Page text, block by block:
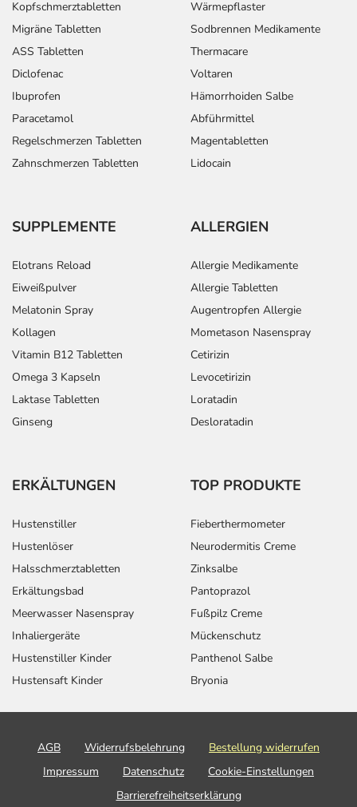
Kopfschmerztabletten
Migräne Tabletten
ASS Tabletten
Diclofenac
Ibuprofen
Paracetamol
Regelschmerzen Tabletten
Zahnschmerzen Tabletten
Wärmepflaster
Sodbrennen Medikamente
Thermacare
Voltaren
Hämorrhoiden Salbe
Abführmittel
Magentabletten
Lidocain
SUPPLEMENTE
Elotrans Reload
Eiweißpulver
Melatonin Spray
Kollagen
Vitamin B12 Tabletten
Omega 3 Kapseln
Laktase Tabletten
Ginseng
ALLERGIEN
Allergie Medikamente
Allergie Tabletten
Augentropfen Allergie
Mometason Nasenspray
Cetirizin
Levocetirizin
Loratadin
Desloratadin
ERKÄLTUNGEN
Hustenstiller
Hustenlöser
Halsschmerztabletten
Erkältungsbad
Meerwasser Nasenspray
Inhaliergeräte
Hustenstiller Kinder
Hustensaft Kinder
TOP PRODUKTE
Fieberthermometer
Neurodermitis Creme
Zinksalbe
Pantoprazol
Fußpilz Creme
Mückenschutz
Panthenol Salbe
Bryonia
AGB Widerrufsbelehrung
Bestellung widerrufen
Impressum
Datenschutz
Cookie-Einstellungen
Barrierefreiheitserklärung